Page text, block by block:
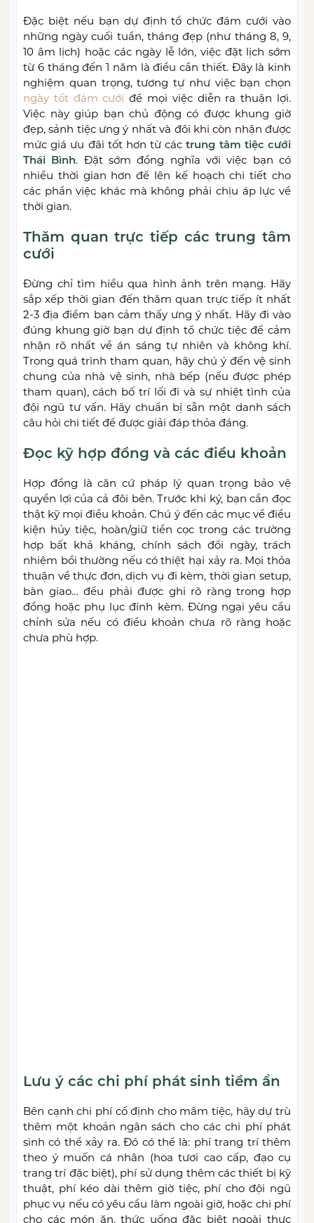
Đặc biệt nếu bạn dự định tổ chức đám cưới vào
những ngày cuối tuần, tháng đẹp (như tháng 8, 9,
10 âm lịch) hoặc các ngày lễ lớn, việc đặt lịch sớm
từ 6 tháng đến 1 năm là điều cần thiết. Đây là kinh
nghiệm quan trọng, tương tự như việc bạn chọn
ngày tốt đám cưới để mọi việc diễn ra thuận lợi.
Việc này giúp bạn chủ động có được khung giờ
đẹp, sảnh tiệc ưng ý nhất và đôi khi còn nhận được
mức giá ưu đãi tốt hơn từ cáctrung tâm tiệc cưới
Thái Bình. Đặt sớm đồng nghĩa với việc bạn có
nhiều thời gian hơn để lên kế hoạch chi tiết cho
các phần việc khác mà không phải chịu áp lực về
thời gian.
Thăm quan trực tiếp các trung tâm
cưới
Đừng chỉ tìm hiểu qua hình ảnh trên mạng. Hãy
sắp xếp thời gian đến thăm quan trực tiếp ít nhất
2-3 địa điểm bạn cảm thấy ưng ý nhất. Hãy đi vào
đúng khung giờ bạn dự định tổ chức tiệc để cảm
nhận rõ nhất về án sáng tự nhiên và không khí.
Trong quá trình tham quan, hãy chú ý đến vệ sinh
chung của nhà vệ sinh, nhà bếp (nếu được phép
tham quan), cách bố trí lối đi và sự nhiệt tình của
đội ngũ tư vấn. Hãy chuẩn bị sẵn một danh sách
câu hỏi chi tiết để được giải đáp thỏa đáng.
Đọc kỹ hợp đồng và các điều khoản
Hợp đồng là căn cứ pháp lý quan trọng bảo vệ
quyền lợi của cả đôi bên. Trước khi ký, bạn cần đọc
thật kỹ mọi điều khoản. Chú ý đến các mục về điều
kiện hủy tiệc, hoàn/giữ tiền cọc trong các trường
hợp bất khả kháng, chính sách đổi ngày, trách
nhiệm bồi thường nếu có thiệt hại xảy ra. Mọi thỏa
thuận về thực đơn, dịch vụ đi kèm, thời gian setup,
bàn giao… đều phải được ghi rõ ràng trong hợp
đồng hoặc phụ lục đính kèm. Đừng ngại yêu cầu
chỉnh sửa nếu có điều khoản chưa rõ ràng hoặc
chưa phù hợp.
Lưu ý các chi phí phát sinh tiềm ẩn
Bên cạnh chi phí cố định cho mâm tiệc, hãy dự trù
thêm một khoản ngân sách cho các chi phí phát
sinh có thể xảy ra. Đó có thể là: phí trang trí thêm
theo ý muốn cá nhân (hoa tươi cao cấp, đạo cụ
trang trí đặc biệt), phí sử dụng thêm các thiết bị kỹ
thuật, phí kéo dài thêm giờ tiệc, phí cho đội ngũ
phục vụ nếu có yêu cầu làm ngoài giờ, hoặc chi phí
cho các món ăn, thức uống đặc biệt ngoài thực